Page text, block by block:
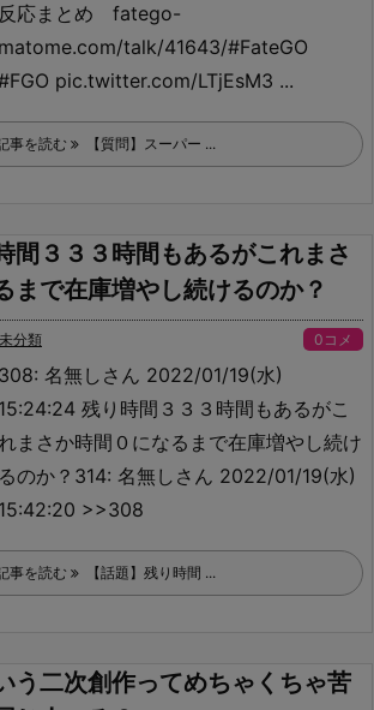
反応まとめ fatego-
matome.com/talk/41643/#FateGO
pic.twitter.com/LTjEsM3 ...
事を読む 【質問】スーパー ...
間３３３時間もあるがこれまさ
まで在庫増やし続けるのか？
未分類 0コメ
308: 名無しさん 2022/01/19(水)
15:24:24 残り時間３３３時間もあるがこ
まさか時間０になるまで在庫増やし続け
るのか？314: 名無しさん 2022/01/19(水)
15:42:20 >>308
事を読む 【話題】残り時間 ...
う二次創作ってめちゃくちゃ苦